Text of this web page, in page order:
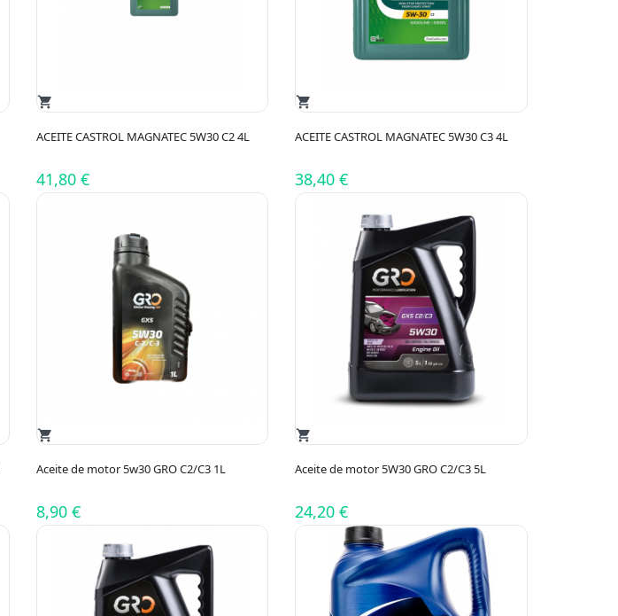
shopping_cart
ACEITE CASTROL MAGNATEC 5W30 C2 4L
41,80 €
shopping_cart
ACEITE CASTROL MAGNATEC 5W30 C3 4L
38,40 €
shopping_cart
Aceite de motor 5w30 GRO C2/C3 1L
8,90 €
shopping_cart
Aceite de motor 5W30 GRO C2/C3 5L
24,20 €